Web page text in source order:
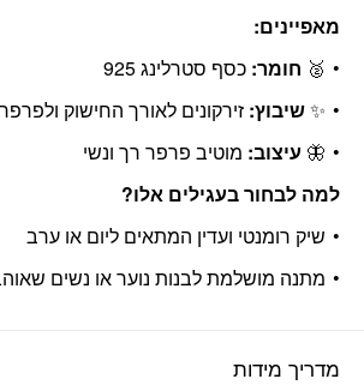
מאפיינים:
🥈 חומר: כסף סטרלינג 925
✨שיבוץ: זירקונים לאורך החישוק ולפרפר
🦋 עיצוב: מוטיב פרפר רך ונשי
למה לבחור בעגילים אלו?
שיק רומנטי ועדין המתאים ליום או ערב
מתנה מושלמת לבנות נוער או נשים
מדריך מידות